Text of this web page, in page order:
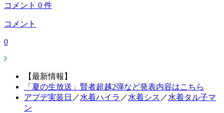
コメント 0 件
コメント
0
【最新情報】
「夏の生放送」賢者超越2弾など発表内容はこちら
アプデ実装日 ／水着ハイラ ／水着シス ／水着タル子マ
ン